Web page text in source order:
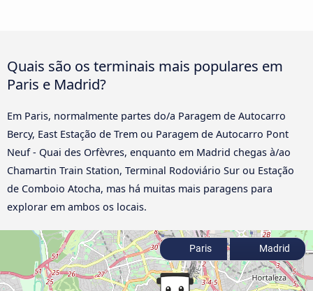
Quais são os terminais mais populares em
Paris e Madrid?
Em Paris, normalmente partes do/a Paragem de Autocarro
Bercy, East Estação de Trem ou Paragem de Autocarro Pont
Neuf - Quai des Orfèvres, enquanto em Madrid chegas à/ao
Chamartin Train Station, Terminal Rodoviário Sur ou Estação
de Comboio Atocha, mas há muitas mais paragens para
explorar em ambos os locais.
Paris Madrid